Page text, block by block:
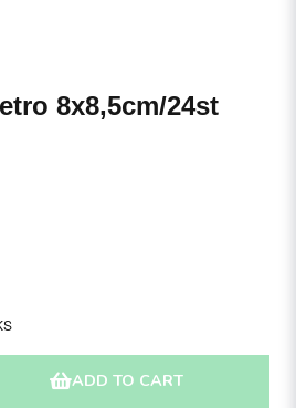
8x8,5cm/24st
ADD TO CART